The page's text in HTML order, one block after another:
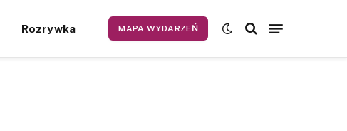
Rozrywka MAPA WYDARZEŃ